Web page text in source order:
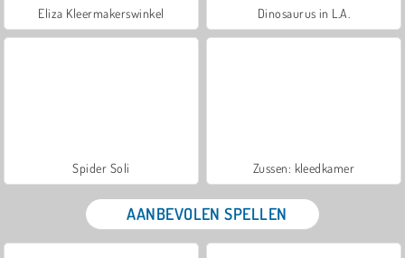
Eliza Kleermakerswinkel Dinosaurus in L.A.
Spider Soli Zussen: kleedkamer
AANBEVOLEN SPELLEN